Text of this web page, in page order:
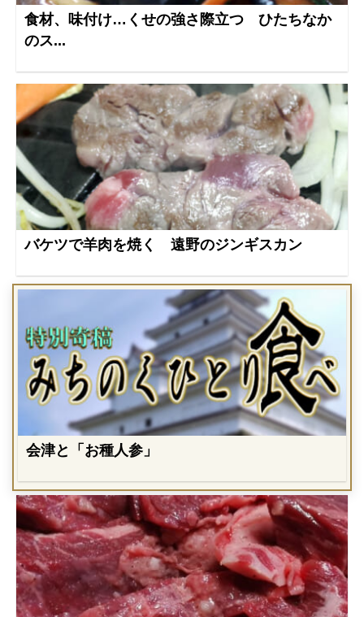
食材、味付け…くせの強さ際立つ ひたちなか
のス...
バケツで羊肉を焼く 遠野のジンギスカン
会津と「お種人参」